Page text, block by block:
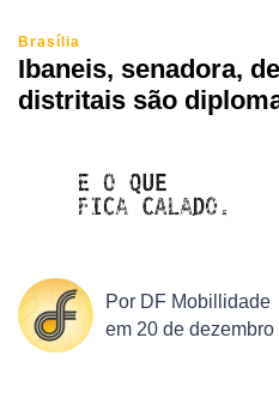
Brasília
Ibaneis, senadora,
distritais são
Por DF Mobillidade
em 20 de